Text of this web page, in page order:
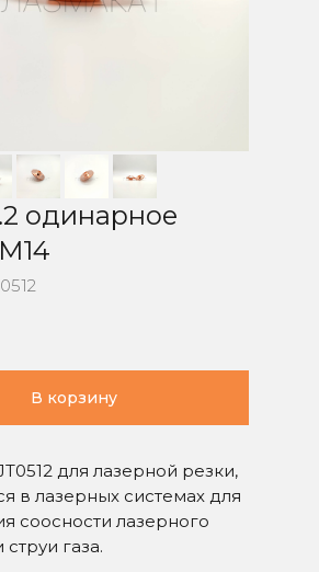
одинарное
В корзину
для лазерной резки,
в лазерных системах для
соосности лазерного
газа.